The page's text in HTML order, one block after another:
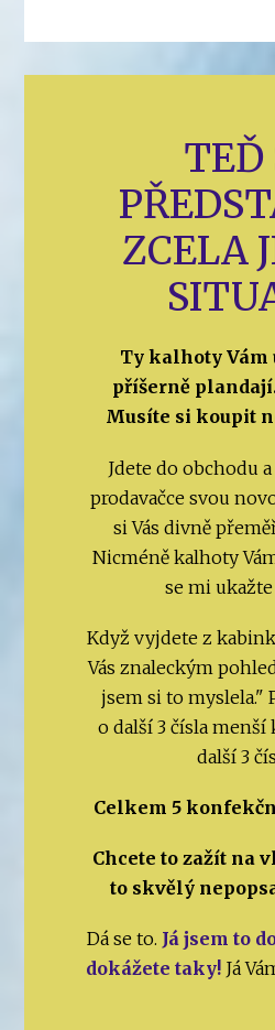
TEĎ
ZCELA
Ty kalhoty Vám
příšerně
Musíte si koupit
Jdete do obchodu
prodavačce svou
si Vás divně
Nicméně kalhoty
se mi ukažte
Když vyjdete z
Vás znaleckým
jsem si to myslela."
o další 3 čísla menší
další 3
Celkem 5
Chcete to zažít na
to skvělý
Dá se to. Já jsem to
dokážete taky! Já